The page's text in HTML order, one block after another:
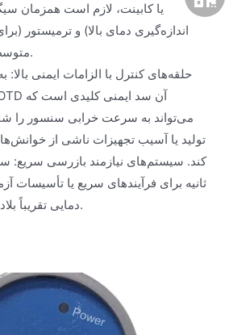
یا کابینت، لازم است همزمان
اندازه‌گیری دمای بالا) و ترمیستور
متوسط و پایین) پردازش شوند.
حلقه‌های کنترل با الزامات ایمنی
می‌تواند به سرعت خرابی سنسور را
تولید یا آسیب تجهیزات ناشی از
ثانیه برای فرآیندهای سریع یا تأسیسات
دمایی تقریباً بلادرنگ دارند، مناسب است.